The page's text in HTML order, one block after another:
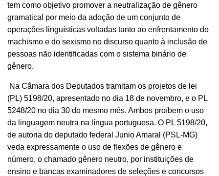
tem como objetivo promover a neutralização de gênero
gramatical por meio da adoção de um conjunto de
operações linguísticas voltadas tanto ao enfrentamento do
machismo e do sexismo no discurso quanto à inclusão de
pessoas não identificadas com o sistema binário de
gênero.
Na Câmara dos Deputados tramitam os projetos de lei
(PL) 5198/20, apresentado no dia 18 de novembro, e o PL
5248/20 no dia 30 do mesmo mês. Ambos proíbem o uso
da linguagem neutra na língua portuguesa. O PL 5198/20,
de autoria do deputado federal Junio Amaral (PSL-MG)
veda expressamente o uso de flexões de gênero e
número, o chamado gênero neutro, por instituições de
ensino e bancas examinadores de seleções e concursos